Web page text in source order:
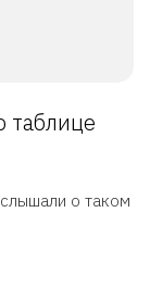
таблице
о таком